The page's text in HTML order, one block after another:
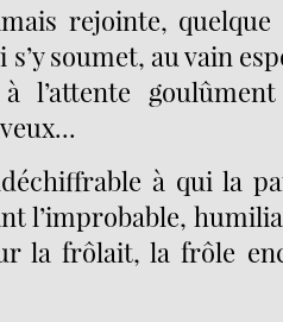
rejointe,
s’y soumet, au vain
l’attente
à qui la
l’improbable,
la frôlait, la frôle